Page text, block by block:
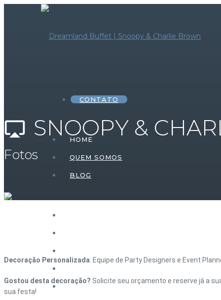
CONTATO
HOME
QUEM SOMOS
BLOG
HOME – FORMATURA
airplay SNOOPY &
Fotos
Decoração Personalizada: Equipe de Party Designers e Event
Gostou desta decoração? Solicite seu orçamento e reserve já a
sua festa!